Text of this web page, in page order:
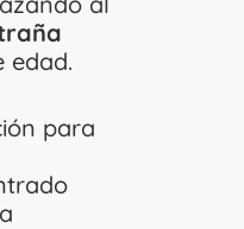
edad.
para